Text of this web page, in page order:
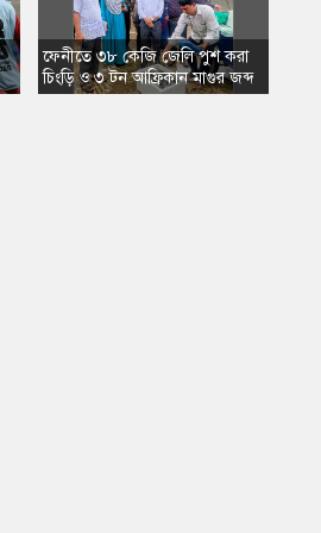
​ফেনীতে ৩৮ কেজি জেলি পুশ করা
চিংড়ি ও ৩ টন আফ্রিকান মাগুর জব্দ